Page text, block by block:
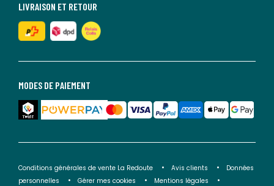
MODES DE PAIEMENT
LIVRAISON ET RETOUR
Conditions générales de vente La Redoute Avis clients
Données
personnelles
Gérer mes cookies Mentions légales